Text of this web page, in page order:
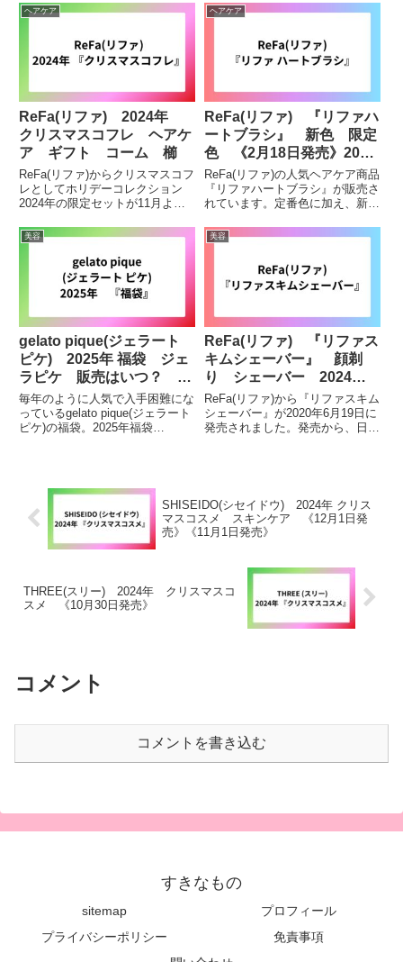
品です。また、『ツキ』のシリー
ズは持ち運びにも便利な形状で、
特に人気のシリーズです。気にな
っている方・購入を検討...
MILK PROTEIN SHAMPOO』
と、トリートメント『ReFa
MILK PROTEIN TREATMENT...
ヘアケア
ReFa(リファ) 2024年
クリスマスコフレ ヘアケ
ア ギフト コーム 櫛
ReFa(リファ)からクリスマスコフ
レとしてホリデーコレクション
2024年の限定セットが11月より
ァ)のヘアケアシリーズはSNSで
も話題になっており、入手困難な
商品や何度も再販されるような人
気の高い商品ばか...
ヘアケア
ReFa(リファ) 『リファハ
ートブラシ』 新色 限定
色 《2月18日発売》2025
年 2024年 ヘアケア
くし
ReFa(リファ)の人気ヘアケア商品
『リファハートブラシ』が販売さ
れています。定番色に加え、新作
になっている方・購入を検討して
いる方はチェックしてみて下さ
い。新色情報限定色『シルバース
カイ』画像引用：Amazo...
美容
gelato pique(ジェラート
ピケ) 2025年 福袋 ジェ
ラピケ 販売はいつ？
《2024年12月12日〜予
約》
毎年のように人気で入手困難にな
っているgelato pique(ジェラート
ピケ)の福袋。2025年福袋
方購入を検討している方などはチ
ェックし...
美容
ReFa(リファ) 『リファス
キムシェーバー』 顔剃
り シェーバー 2024
年 【最新販売情報】 ど
こで売ってる
ReFa(リファ)から『リファスキム
シェーバー』が2020年6月19日に
発売されました。発売から、日が
ファスキムシェーバ...
SHISEIDO(シセイドウ) 2024年 クリス
マスコスメ スキンケア 《12月1日発
売》《11月1日発売》
THREE(スリー) 2024年 クリスマスコ
スメ 《10月30日発売》
コメント
コメントを書き込む
すきなもの
sitemap
プロフィール
プライバシーポリシー
免責事項